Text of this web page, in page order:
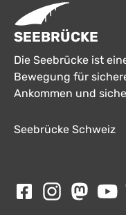
SEEBRÜCKE
Die Seebrücke ist
Bewegung für
Ankommen und
Seebrücke Schweiz